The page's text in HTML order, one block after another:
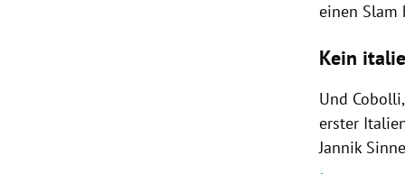
einen Slam
Kein
Und
erster
Jannik